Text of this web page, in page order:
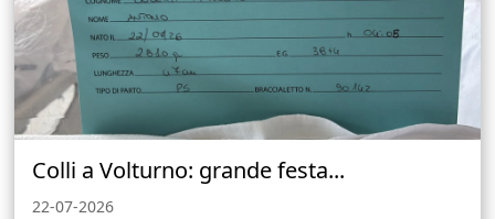
Colli a Volturno: grande festa...
22-07-2026